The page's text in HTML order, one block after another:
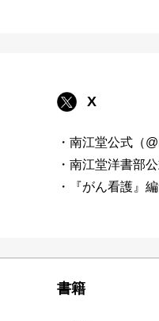
X
・南江堂公式（
・南江堂洋書部
・『がん看護』
書籍